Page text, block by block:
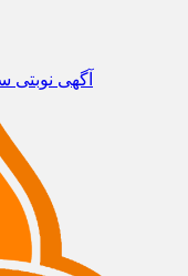
آگهی نوبتی سه ماهه